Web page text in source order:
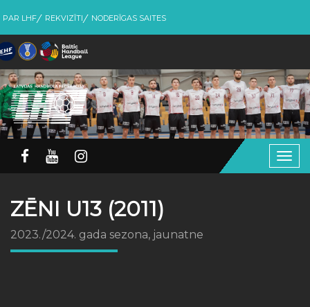
PAR LHF REKVIZĪTI NODERĪGAS SAITES
ZĒNI U13 (2011)
2023./2024. gada sezona, jaunatne